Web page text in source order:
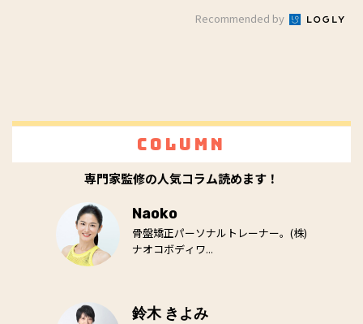
Recommended by
Column
専門家監修の人気コラム読めます！
Naoko
骨盤矯正パーソナルトレーナー。(株)
ナオコボディワ...
鈴木 きよみ